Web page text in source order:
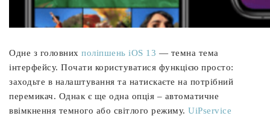
Одне з головних поліпшень iOS 13 — темна тема
інтерфейсу. Почати користуватися функцією просто:
заходьте в налаштування та натискаєте на потрібний
перемикач. Однак є ще одна опція – автоматичне
ввімкнення темного або світлого режиму. UiPservice